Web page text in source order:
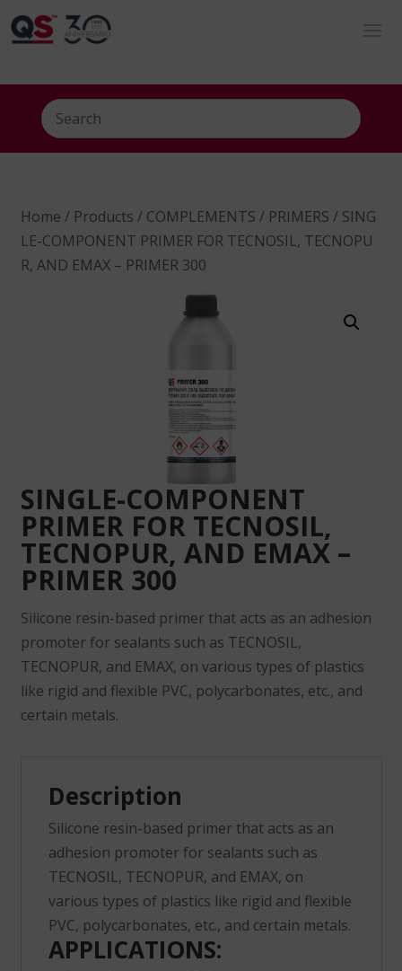
Home / Products / COMPLEMENTS / PRIMERS / SING
LE-COMPONENT PRIMER FOR TECNOSIL, TECNOPU
R, AND EMAX – PRIMER 300
SINGLE-COMPONENT
PRIMER FOR TECNOSIL,
TECNOPUR, AND EMAX –
PRIMER 300
Silicone resin-based primer that acts as an adhesion
promoter for sealants such as TECNOSIL,
TECNOPUR, and EMAX, on various types of plastics
like rigid and flexible PVC, polycarbonates, etc., and
certain metals.
Description
Silicone resin-based primer that acts as an
adhesion promoter for sealants such as
TECNOSIL, TECNOPUR, and EMAX, on
various types of plastics like rigid and flexible
PVC, polycarbonates, etc., and certain metals.
APPLICATIONS: